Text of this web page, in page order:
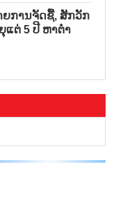
ການຈັດຊື້, ສັກວັກ
ແຕ່ 5 ປີ ຫາຕ່ຳ